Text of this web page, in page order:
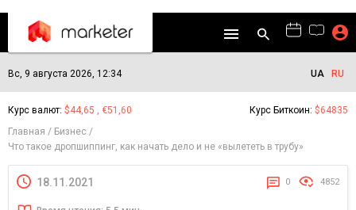
Вс, 9 августа 2026, 12:34 UA RU
Курс валют: $44,65 , €51,60 Курс Биткоин: $64835
Главная
Бизнес
Что такое дропшиппинг, как начать дело и не «вылететь в трубу»
18.11.2021 0 4852